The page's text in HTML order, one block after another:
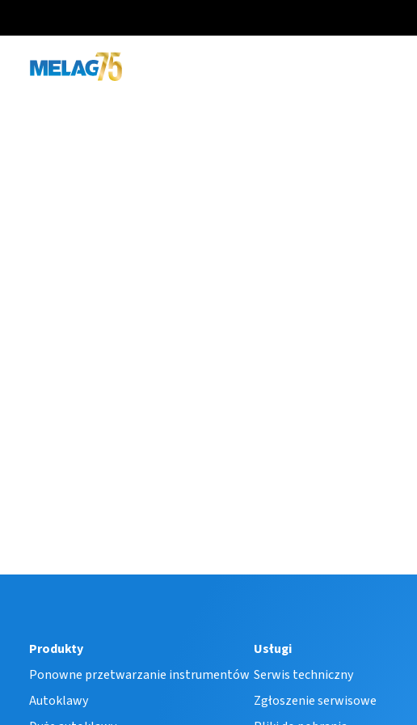
Produkty
Ponowne przetwarzanie instrumentów
Autoklawy
Usługi
Serwis techniczny
Zgłoszenie serwisowe